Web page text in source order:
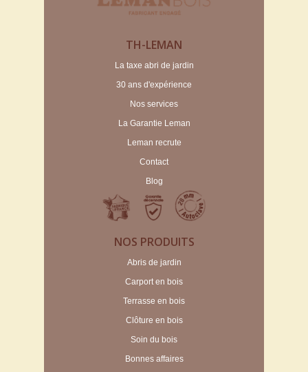
TH-LEMAN
La taxe abri de jardin
30 ans d'expérience
Nos services
La Garantie Leman
Leman recrute
Contact
Blog
NOS PRODUITS
Abris de jardin
Carport en bois
Terrasse en bois
Clôture en bois
Soin du bois
Bonnes affaires